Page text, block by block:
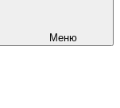
Меню